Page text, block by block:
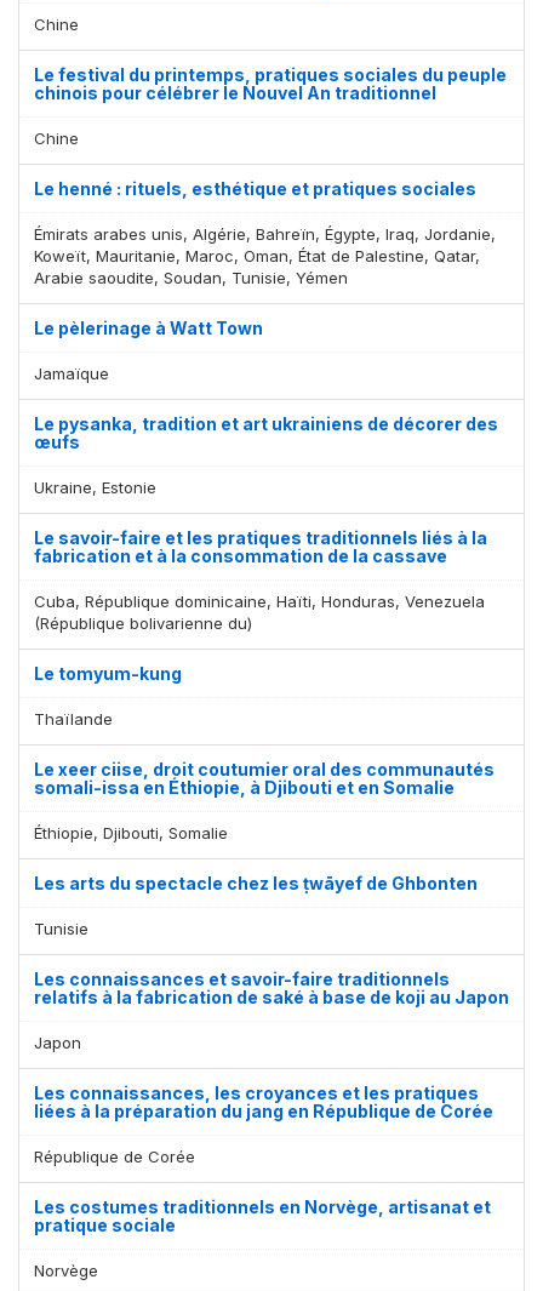
Chine
Le festival du printemps, pratiques sociales du peuple
chinois pour célébrer le Nouvel An traditionnel
Chine
Le henné : rituels, esthétique et pratiques sociales
Émirats arabes unis, Algérie, Bahreïn, Égypte, Iraq, Jordanie,
Koweït, Mauritanie, Maroc, Oman, État de Palestine, Qatar,
Arabie saoudite, Soudan, Tunisie, Yémen
Le pèlerinage à Watt Town
Jamaïque
Le pysanka, tradition et art ukrainiens de décorer des
œufs
Ukraine, Estonie
Le savoir-faire et les pratiques traditionnels liés à la
fabrication et à la consommation de la cassave
Cuba, République dominicaine, Haïti, Honduras, Venezuela
(République bolivarienne du)
Le tomyum-kung
Thaïlande
Le xeer ciise, droit coutumier oral des communautés
somali-issa en Éthiopie, à Djibouti et en Somalie
Éthiopie, Djibouti, Somalie
Les arts du spectacle chez les ṭwāyef de Ghbonten
Tunisie
Les connaissances et savoir-faire traditionnels
relatifs à la fabrication de saké à base de koji au Japon
Japon
Les connaissances, les croyances et les pratiques
liées à la préparation du jang en République de Corée
République de Corée
Les costumes traditionnels en Norvège, artisanat et
pratique sociale
Norvège